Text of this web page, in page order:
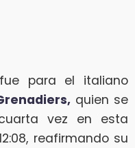
para el italiano
quien se
vez en esta
reafirmando su